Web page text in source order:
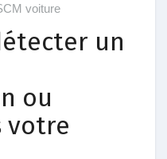
voiture
un
ou
votre